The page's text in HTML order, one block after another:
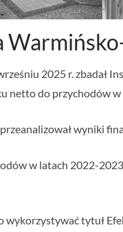
2025 r. zbadał
do przychodów
wyniki
w latach 2022-
tytuł